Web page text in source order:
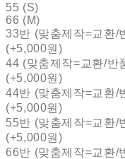
55 (S)
66 (M)
33반 (맞춤제작=교환/
(+5,000원)
44 (맞춤제작=교환/반
(+5,000원)
44반 (맞춤제작=교환/
(+5,000원)
55반 (맞춤제작=교환/
(+5,000원)
66반 (맞춤제작=교환/